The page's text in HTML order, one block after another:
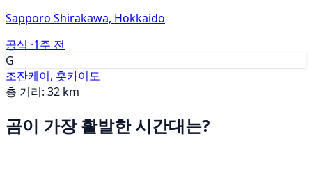
Sapporo Shirakawa, Hokkaido
공식 ·1주 전
G
조잔케이, 홋카이도
총 거리: 32 km
곰이 가장 활발한 시간대는?